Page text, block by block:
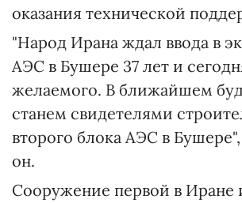
оказания технической
"Народ Ирана ждал ввода в
АЭС в Бушере 37 лет и
желаемого. В ближайшем
станем свидетелями
второго блока АЭС в
он.
Сооружение первой в Иране